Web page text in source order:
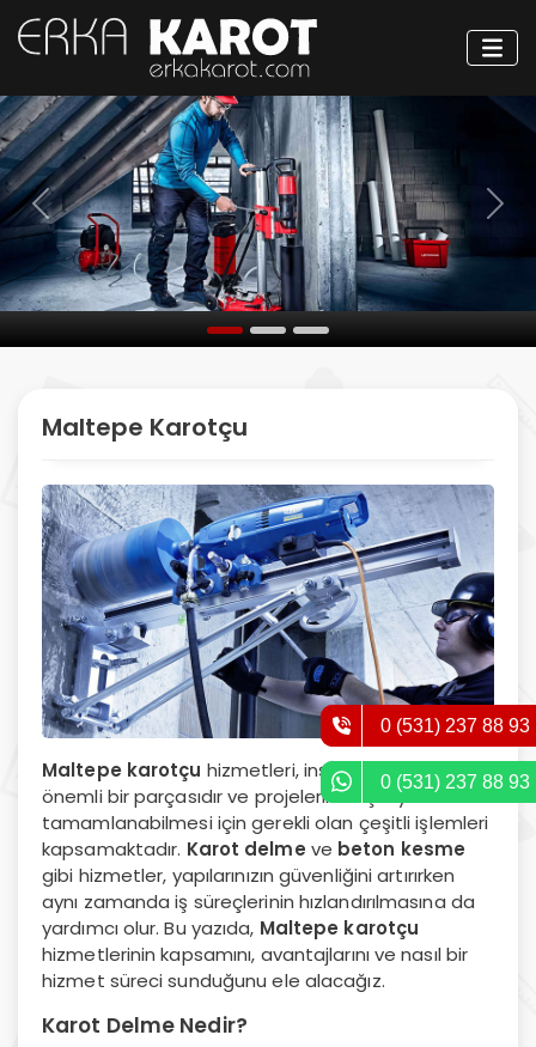
0 (531) 237 88 93
0 (531) 237 88 93
Öncesi
Maltepe Karotçu
Maltepe karotçu hizmetleri, inşaat sektörünün
önemli bir parçasıdır ve projelerin başarıyla
tamamlanabilmesi için gerekli olan çeşitli işlemleri
kapsamaktadır. Karot delme ve beton kesme
gibi hizmetler, yapılarınızın güvenliğini artırırken
aynı zamanda iş süreçlerinin hızlandırılmasına da
yardımcı olur. Bu yazıda, Maltepe karotçu
hizmetlerinin kapsamını, avantajlarını ve nasıl bir
hizmet süreci sunduğunu ele alacağız.
Karot Delme Nedir?